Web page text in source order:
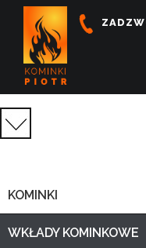
KOMINKI
WKŁADY KOMINKOWE